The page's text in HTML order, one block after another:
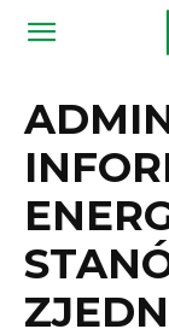
Magazyn